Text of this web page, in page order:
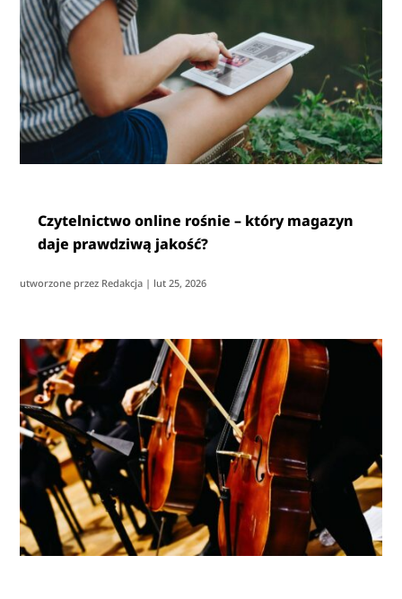
Czytelnictwo online rośnie – który magazyn
daje prawdziwą jakość?
utworzone przez Redakcja | lut 25, 2026